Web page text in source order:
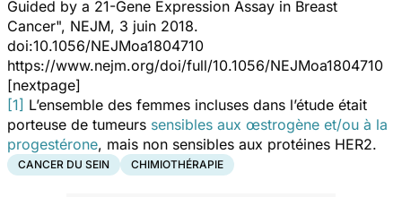
Guided by a 21-Gene Expression Assay in Breast
Cancer", NEJM, 3 juin 2018.
doi:10.1056/NEJMoa1804710
https://www.nejm.org/doi/full/10.1056/NEJMoa1804710
[nextpage]
[1] L’ensemble des femmes incluses dans l’étude était
porteuse de tumeurs sensibles aux œstrogène et/ou à la
progestérone, mais non sensibles aux protéines HER2.
CANCER DU SEIN CHIMIOTHÉRAPIE